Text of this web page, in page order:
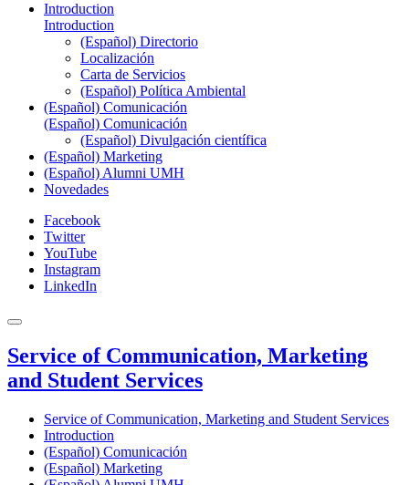
Introduction
Introduction
(Español) Directorio
Localización
Carta de Servicios
(Español) Política Ambiental
(Español) Comunicación
(Español) Comunicación
(Español) Divulgación científica
(Español) Marketing
(Español) Alumni UMH
Novedades
Facebook
Twitter
YouTube
Instagram
LinkedIn
Service of Communication, Marketing
and Student Services
Service of Communication, Marketing and Student Services
Introduction
(Español) Comunicación
(Español) Marketing